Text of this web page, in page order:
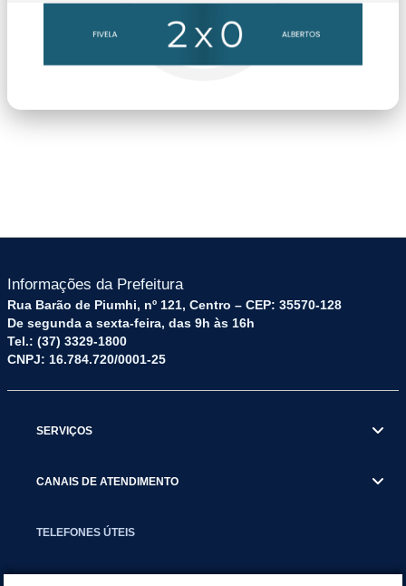
Informações da Prefeitura
Rua Barão de Piumhi, nº 121, Centro – CEP: 35570-128
De segunda a sexta-feira, das 9h às 16h
Tel.: (37) 3329-1800
CNPJ: 16.784.720/0001-25
SERVIÇOS
CANAIS DE ATENDIMENTO
TELEFONES ÚTEIS